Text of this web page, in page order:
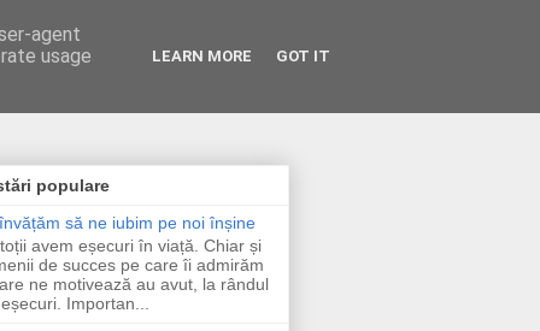
populare
să ne iubim pe noi înșine
avem eșecuri în viață. Chiar și
de succes pe care îi admirăm
ne motivează au avut, la rândul
Importan...
agent
usage
LEARN MORE GOT IT